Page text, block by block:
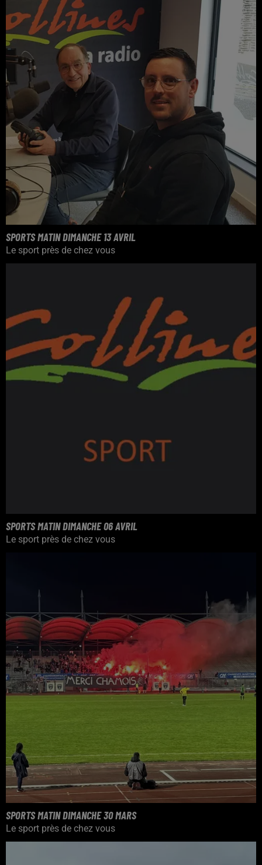
SPORTS MATIN DIMANCHE 13 AVRIL
Le sport près de chez vous
SPORTS MATIN DIMANCHE 06 AVRIL
Le sport près de chez vous
SPORTS MATIN DIMANCHE 30 MARS
Le sport près de chez vous